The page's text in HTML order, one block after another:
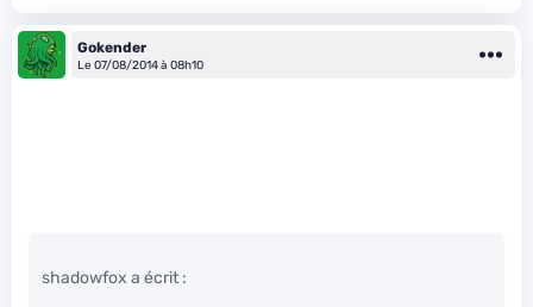
Gokender
Le 07/08/2014 à 08h10
shadowfox a écrit :